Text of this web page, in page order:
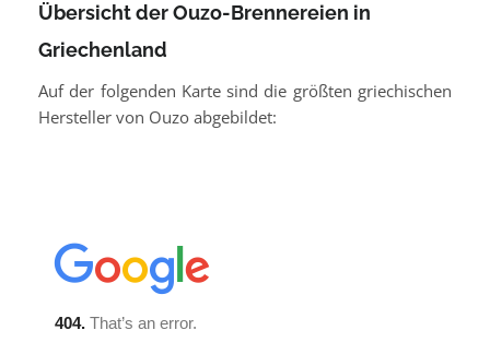
Übersicht der Ouzo-Brennereien in
Griechenland
Auf der folgenden Karte sind die größten griechischen
Hersteller von Ouzo abgebildet: